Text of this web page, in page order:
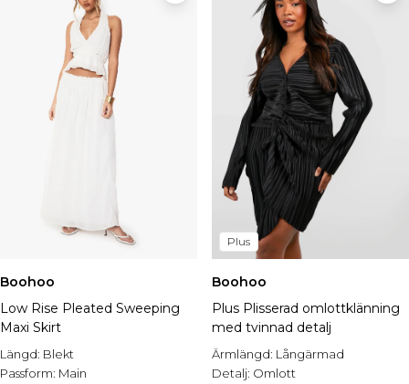
Boohoo
Low Rise Pleated Sweeping
Maxi Skirt
Längd: Blekt
Passform: Main
Plus
Boohoo
Plus Plisserad omlottklänning
med tvinnad detalj
Ärmlängd: Långärmad
Detalj: Omlott